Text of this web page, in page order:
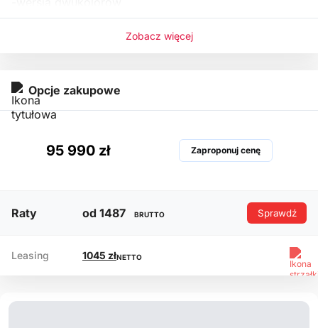
Zobacz więcej
Opcje zakupowe
95 990 zł Zaproponuj cenę
Raty od 1487 BRUTTO Sprawdź
Leasing 1045 złNETTO